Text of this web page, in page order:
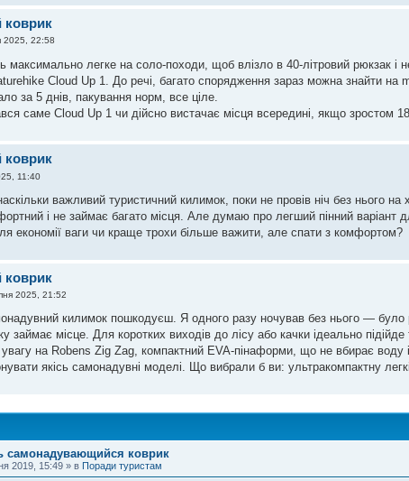
коврик
2025, 22:58
легке на соло-походи, щоб влізло в 40-літровий рюкзак і
Cloud Up 1. До речі, багато спорядження зараз можна знайти на
за 5 днів, пакування норм, все ціле.
саме Cloud Up 1 чи дійсно вистачає місця всередині, якщо зростом
коврик
11:40
важливий туристичний килимок, поки не провів ніч без нього
і не займає багато місця. Але думаю про легший пінний варіант
економії ваги чи краще трохи більше важити, але спати з комфортом?
коврик
2025, 21:52
килимок пошкодуєш. Я одного разу ночував без нього —
займає місце. Для коротких виходів до лісу або качки ідеально
увагу на Robens Zig Zag, компактний EVA‑пінаформи, що не вбирає
якісь самонадувні моделі. Що вибрали б ви: ультракомпактну
самонадувающийся коврик
2019, 15:49 » в Поради туристам